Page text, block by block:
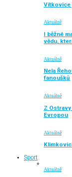
Vítkovice
Aktuálně
I běžné
vědu,
Aktuálně
Nela
fanoušků
Aktuálně
Z
Evropou
Aktuálně
Sport
Aktuálně